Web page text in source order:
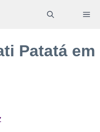
Patatá em